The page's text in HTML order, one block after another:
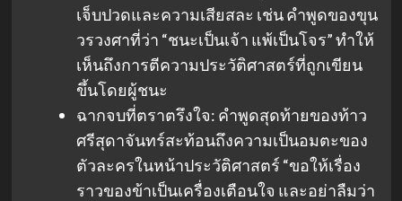
เจ็บปวดและความเสียสละ เช่น คำพูดของขุน
วรวงศาที่ว่า “ชนะเป็นเจ้า แพ้เป็นโจร” ทำให้
เห็นถึงการตีความประวัติศาสตร์ที่ถูกเขียน
ขึ้นโดยผู้ชนะ
ฉากจบที่ตราตรึงใจ: คำพูดสุดท้ายของท้าว
ศรีสุดาจันทร์สะท้อนถึงความเป็นอมตะของ
ตัวละครในหน้าประวัติศาสตร์ “ขอให้เรื่อง
ราวของข้าเป็นเครื่องเตือนใจ และอย่าลืมว่า